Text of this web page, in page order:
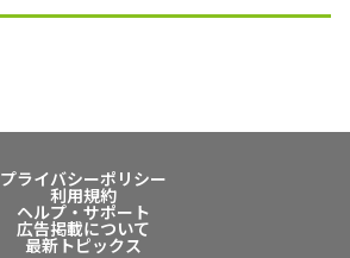
プライバシーポリシー
利用規約
ヘルプ・サポート
広告掲載について
最新トピックス